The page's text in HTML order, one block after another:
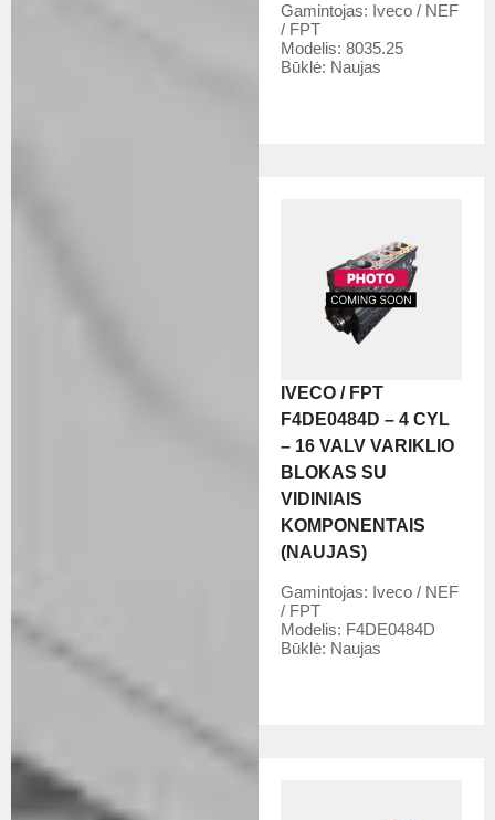
Gamintojas: Iveco / NEF
/ FPT
Modelis:8035.25
Būklė: Naujas
IVECO / FPT
F4DE0484D – 4 CYL
– 16 VALV VARIKLIO
BLOKAS SU
VIDINIAIS
KOMPONENTAIS
(NAUJAS)
Gamintojas: Iveco / NEF
/ FPT
Modelis: F4DE0484D
Būklė: Naujas